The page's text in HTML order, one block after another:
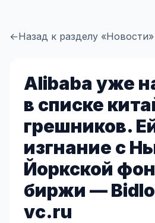
←Назад к разделу «Новости»
Alibaba уже
в списке
грешников.
изгнание с
Йоркской
биржи —
vc.ru